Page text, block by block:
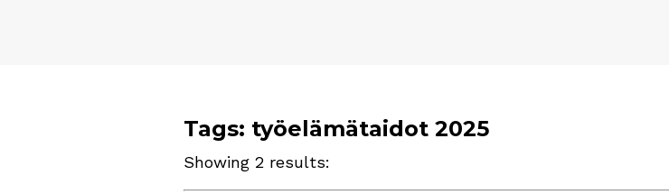
Tags: työelämätaidot 2025
Showing 2 results: